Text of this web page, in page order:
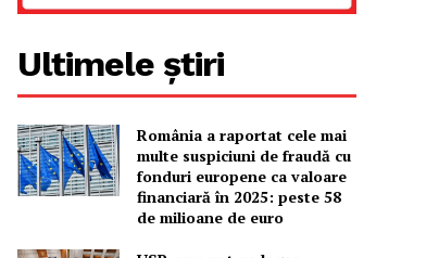
Ultimele știri
România a raportat cele mai
multe suspiciuni de fraudă cu
fonduri europene ca valoare
financiară în 2025: peste 58
de milioane de euro